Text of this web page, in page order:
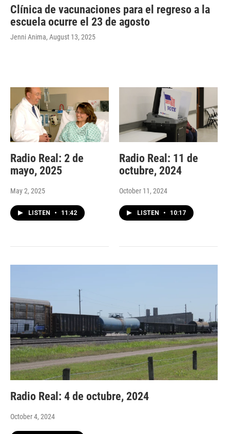
Clínica de vacunaciones para el regreso a la
escuela ocurre el 23 de agosto
Jenni Anima, August 13, 2025
Radio Real: 2 de
mayo, 2025
May 2, 2025
LISTEN • 11:42
Radio Real: 11 de
octubre, 2024
October 11, 2024
LISTEN • 10:17
Radio Real: 4 de octubre, 2024
October 4, 2024